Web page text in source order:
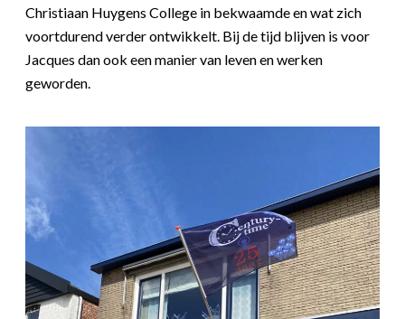
Christiaan Huygens College in bekwaamde en wat zich
voortdurend verder ontwikkelt. Bij de tijd blijven is voor
Jacques dan ook een manier van leven en werken
geworden.